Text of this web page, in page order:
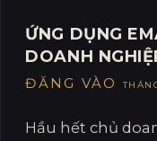
ỨNG DỤNG
DOANH
MÁY TẠO
ĐĂNG VÀO
Hầu hết chủ